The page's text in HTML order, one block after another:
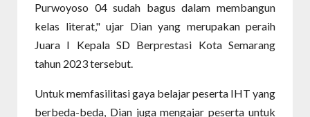
Purwoyoso 04 sudah bagus dalam membangun
kelas literat," ujar Dian yang merupakan peraih
Juara I Kepala SD Berprestasi Kota Semarang
tahun 2023 tersebut.
Untuk memfasilitasi gaya belajar peserta IHT yang
berbeda-beda, Dian juga mengajar peserta untuk